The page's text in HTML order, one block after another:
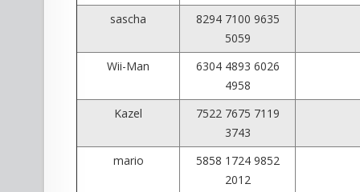
sascha
8294 7100 9635
5059
Wii-Man
6304 4893 6026
4958
Kazel
7522 7675 7119
3743
mario
5858 1724 9852
2012